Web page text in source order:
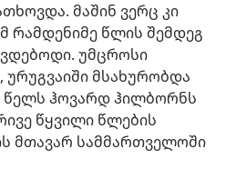
მაშინ ვერც კი
რამდენიმე წლის შემდეგ
უმცროსი
ურუგვაიში მსახურობდა
წელს ჰოვარდ ჰილბორნს
წყვილი წლების
მთავარ სამმართველოში